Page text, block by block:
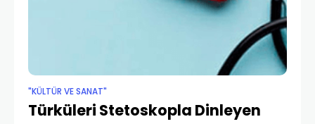
"KÜLTÜR VE SANAT"
Türküleri Stetoskopla Dinleyen